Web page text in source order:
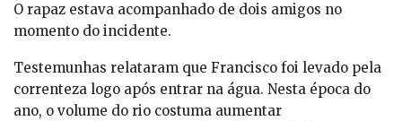
O rapaz estava acompanhado de dois amigos no
momento do incidente.
Testemunhas relataram que Francisco foi levado pela
correnteza logo após entrar na água. Nesta época do
ano, o volume do rio costuma aumentar